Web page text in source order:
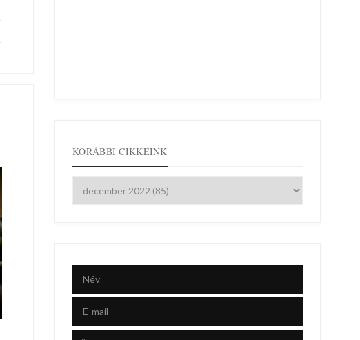
KORÁBBI CIKKEINK